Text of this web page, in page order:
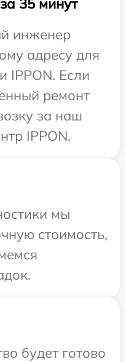
35 минут
инженер
адресу для
IPPON. Если
ремонт
за наш
IPPON.
мы
стоимость,
будет готово